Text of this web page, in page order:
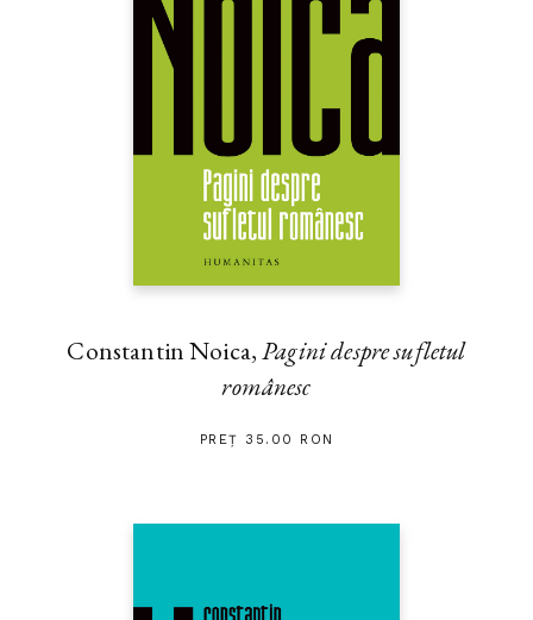
Constantin Noica,Pagini despre sufletul
românesc
PREȚ 35.00 RON